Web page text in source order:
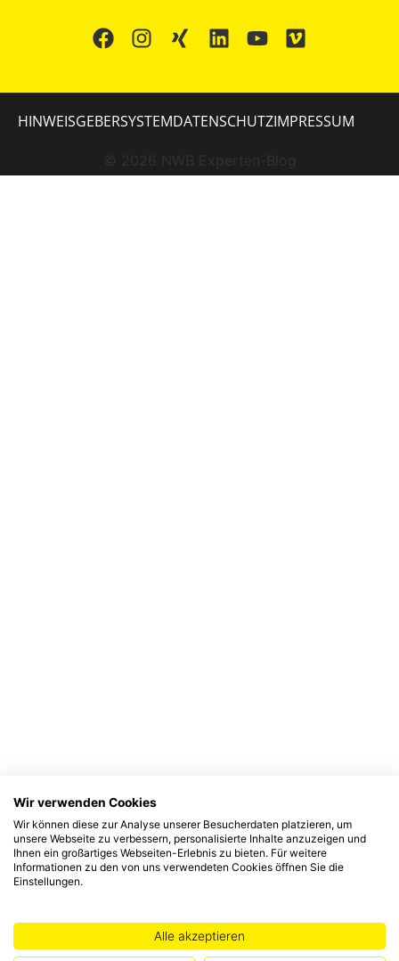
© 2026 NWB Experten-Blog
HINWEISGEBERSYSTEMDATENSCHUTZIMPRESSUM
Wir verwenden Cookies
Wir können diese zur Analyse unserer Besucherdaten platzieren, um
unsere Webseite zu verbessern, personalisierte Inhalte anzuzeigen und
Ihnen ein großartiges Webseiten-Erlebnis zu bieten. Für weitere
Informationen zu den von uns verwendeten Cookies öffnen Sie die
Einstellungen.
Alle akzeptieren